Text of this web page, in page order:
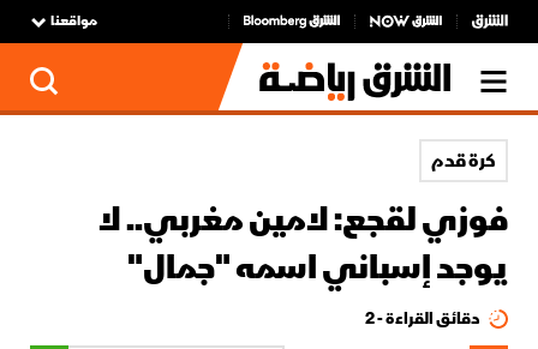
مواقعنا
كرة قدم
فوزي لقجع: لامين مغربي.. لا
يوجد إسباني اسمه "جمال"
دقائق القراءة - 2